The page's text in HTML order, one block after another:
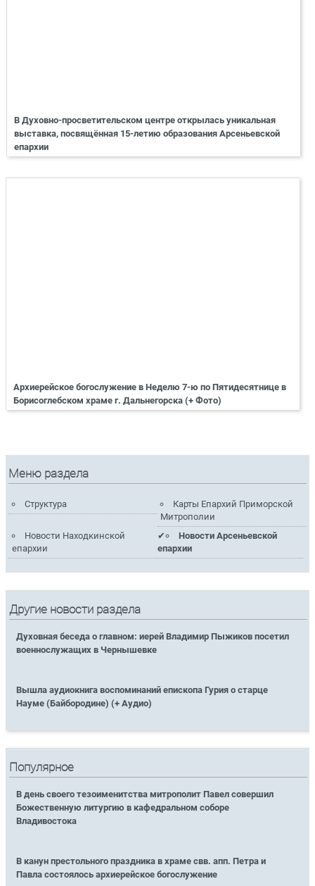
В Духовно-просветительском центре открылась уникальная
выставка, посвящённая 15-летию образования Арсеньевской
епархии
Архиерейское богослужение в Неделю 7-ю по Пятидесятнице в
Борисоглебском храме г. Дальнегорска (+ Фото)
Меню раздела
Структура
Карты Епархий Приморской
Митрополии
Новости Находкинской
епархии
Новости Арсеньевской
епархии
Другие новости раздела
Духовная беседа о главном: иерей Владимир Пыжиков посетил
военнослужащих в Чернышевке
Вышла аудиокнига воспоминаний епископа Гурия о старце
Науме (Байбородине) (+ Аудио)
Популярное
В день своего тезоименитства митрополит Павел совершил
Божественную литургию в кафедральном соборе
Владивостока
В канун престольного праздника в храме свв. апп. Петра и
Павла состоялось архиерейское богослужение